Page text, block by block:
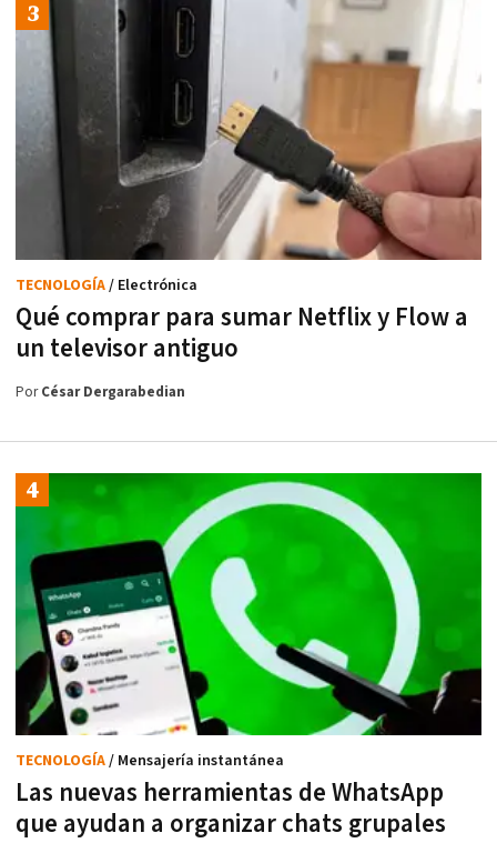
Qué comprar para sumar Netflix y Flow a
un televisor antiguo
TECNOLOGÍA/ Electrónica
PorCésar Dergarabedian
Las nuevas herramientas de WhatsApp
que ayudan a organizar chats grupales
TECNOLOGÍA/ Mensajería instantánea